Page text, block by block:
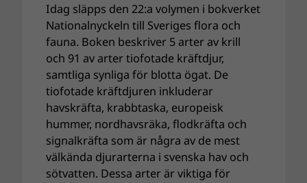
Idag släpps den 22:a volymen i bokverket
Nationalnyckeln till Sveriges flora och
fauna. Boken beskriver 5 arter av krill
och 91 av arter tiofotade kräftdjur,
samtliga synliga för blotta ögat. De
tiofotade kräftdjuren inkluderar
havskräfta, krabbtaska, europeisk
hummer, nordhavsräka, flodkräfta och
signalkräfta som är några av de mest
välkända djurarterna i svenska hav och
sötvatten. Dessa arter är viktiga för